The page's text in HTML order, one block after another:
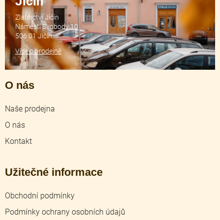
O nás
Naše prodejna
O nás
Kontakt
Užitečné informace
Obchodní podmínky
Podmínky ochrany osobních údajů
Zlatnictví Jičín
Náměstí Svobody 10
506 01 Jičín
Více o prodejně